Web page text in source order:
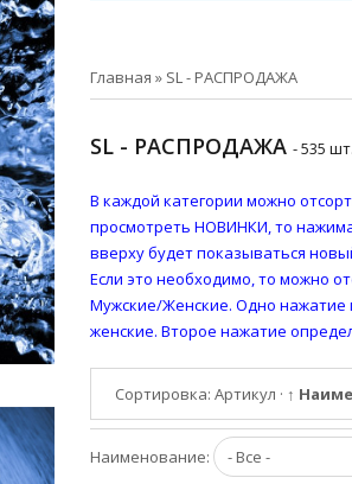
Главная » SL - РАСПРОДАЖА
SL - РАСПРОДАЖА- 535 шт.
В каждой категории можно
просмотреть НОВИНКИ, то
вверху будет показываться
Если это необходимо, то можно
Мужские/Женские. Одно нажатие
женские. Второе нажатие
Сортировка:Артикул · ↑
Наименование: